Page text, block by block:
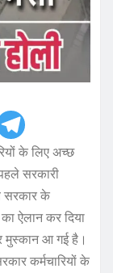
के लिए अच्छ
सरकारी
सरकार के
ऐलान कर दिया
मुस्कान आ गई है।
कर्मचारियों के